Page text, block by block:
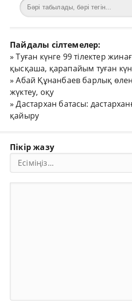
Пайдалы сілтемелер:
»Туған күнге 99 тілектер
қысқаша, қарапайым туған
»Абай Құнанбаев барлық
жүктеу, оқу
»Дастархан батасы:
қайыру
Пікір жазу